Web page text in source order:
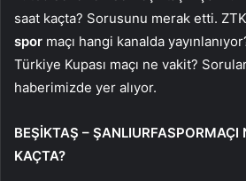
saat kaçta? Sorusunu merak etti.
spor maçı hangi kanalda
Türkiye Kupası maçı ne vakit?
haberimizde yer alıyor.
BEŞİKTAŞ – ŞANLIURFASPORMAÇI
KAÇTA?